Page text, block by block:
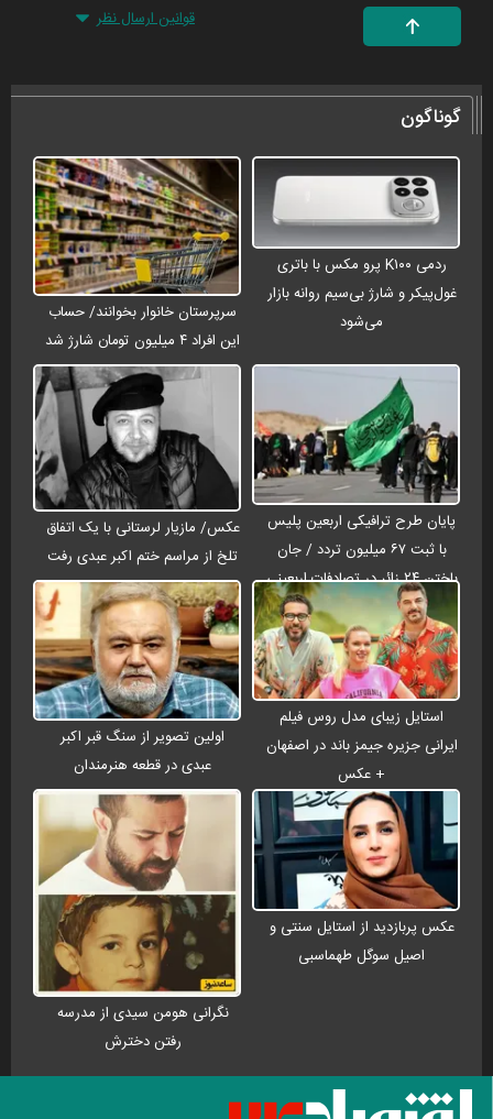
قوانین ارسال نظر
گوناگون
ردمی K۱۰۰ پرو مکس با باتری
غول‌پیکر و شارژ بی‌سیم روانه بازار
می‌شود
سرپرستان خانوار بخوانند/ حساب
این افراد ۴ میلیون تومان شارژ شد
پایان طرح ترافیکی اربعین پلیس
با ثبت ۶۷ میلیون تردد / جان
باختن ۲۴ زائر در تصادفات اربعینی
عکس/ مازیار لرستانی با یک اتفاق
تلخ از مراسم ختم اکبر عبدی رفت
استایل زیبای مدل روس فیلم
ایرانی جزیره جیمز باند در اصفهان
+ عکس
اولین تصویر از سنگ قبر اکبر
عبدی در قطعه هنرمندان
عکس پربازدید از استایل سنتی و
اصیل سوگل طهماسبی
نگرانی هومن سیدی از مدرسه
رفتن دخترش